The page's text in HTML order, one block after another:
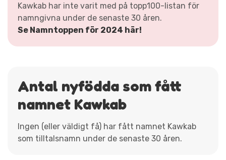
Kawkab har inte varit med på topp100-listan för
namngivna under de senaste 30 åren.
Se Namntoppen för 2024 här!
Antal nyfödda som fått
namnet Kawkab
Ingen (eller väldigt få) har fått namnet Kawkab
som tilltalsnamn under de senaste 30 åren.